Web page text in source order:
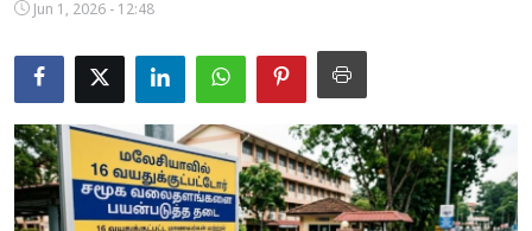
Astrology
Spirituality
Weather
Politics
Jun 1, 2026 - 12:48